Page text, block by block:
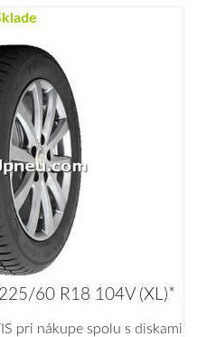
225/60 R18 104V (XL)*
pri nákupe spolu s diskami